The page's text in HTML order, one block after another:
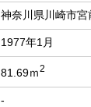
神奈川県川崎市宮
1977年1月
81.69ｍ2
-